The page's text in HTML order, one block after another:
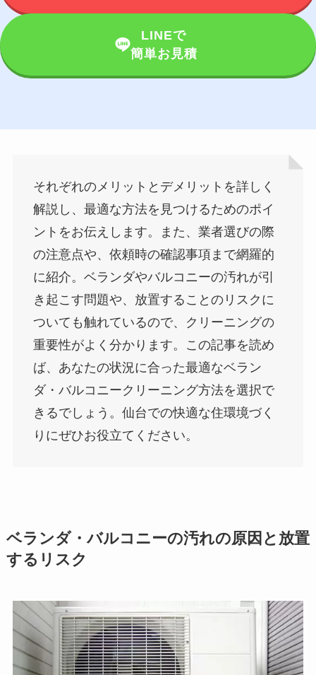
LINEで
簡単お見積
それぞれのメリットとデメリットを詳しく
解説し、最適な方法を見つけるためのポイ
ントをお伝えします。また、業者選びの際
の注意点や、依頼時の確認事項まで網羅的
に紹介。ベランダやバルコニーの汚れが引
き起こす問題や、放置することのリスクに
ついても触れているので、クリーニングの
重要性がよく分かります。この記事を読め
ば、あなたの状況に合った最適なベラン
ダ・バルコニークリーニング方法を選択で
きるでしょう。仙台での快適な住環境づく
りにぜひお役立てください。
ベランダ・バルコニーの汚れの原因と放置
するリスク